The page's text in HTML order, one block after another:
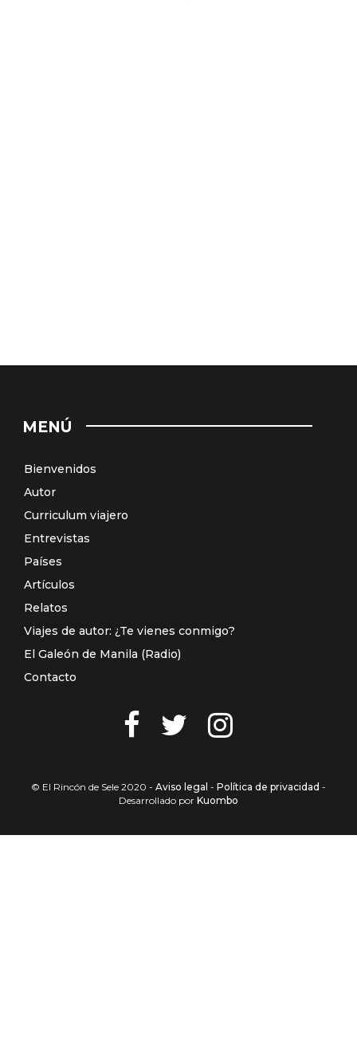
MENÚ
Bienvenidos
Autor
Curriculum viajero
Entrevistas
Países
Artículos
Relatos
Viajes de autor: ¿Te vienes conmigo?
El Galeón de Manila (Radio)
Contacto
© El Rincón de Sele 2020 - Aviso legal - Política de privacidad -
Desarrollado por Kuombo